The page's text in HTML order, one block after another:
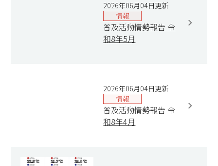
2026年06月04日更新
情報
普及活動情勢報告 令
和8年5月
2026年06月04日更新
情報
普及活動情勢報告 令
和8年4月